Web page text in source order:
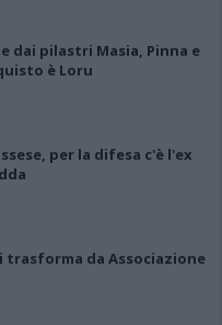
dai pilastri Masia, Pinna e
è Loru
per la difesa c'è l'ex
trasforma da Associazione